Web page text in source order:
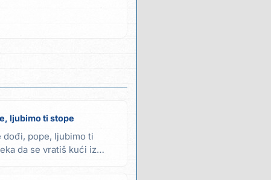
ljubimo ti stope
dođi, pope, ljubimo ti
da se vratiš kući iz